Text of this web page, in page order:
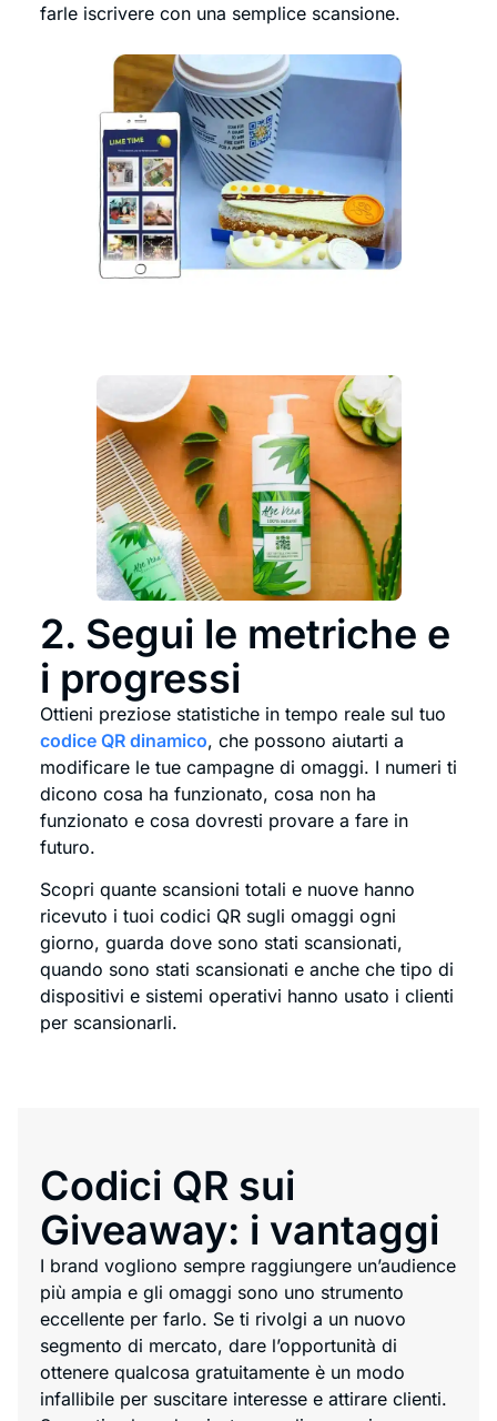
farle iscrivere con una semplice scansione.
2. Segui le metriche e
i progressi
Ottieni preziose statistiche in tempo reale sul tuo
codice QR dinamico, che possono aiutarti a
modificare le tue campagne di omaggi. I numeri ti
dicono cosa ha funzionato, cosa non ha
funzionato e cosa dovresti provare a fare in
futuro.
Scopri quante scansioni totali e nuove hanno
ricevuto i tuoi codici QR sugli omaggi ogni
giorno, guarda dove sono stati scansionati,
quando sono stati scansionati e anche che tipo di
dispositivi e sistemi operativi hanno usato i clienti
per scansionarli.
Codici QR sui
Giveaway: i vantaggi
I brand vogliono sempre raggiungere un’audience
più ampia e gli omaggi sono uno strumento
eccellente per farlo. Se ti rivolgi a un nuovo
segmento di mercato, dare l’opportunità di
ottenere qualcosa gratuitamente è un modo
infallibile per suscitare interesse e attirare clienti.